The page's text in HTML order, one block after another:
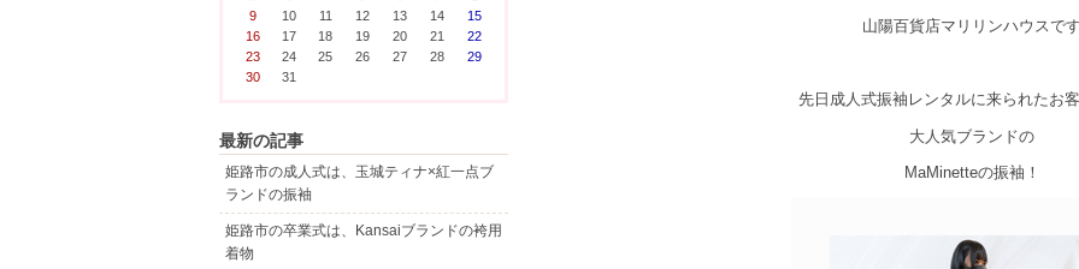
山陽百貨店マリリンハウスです
先日成人式振袖レンタルに来られたお
大人気ブランドの
MaMinetteの振袖！
9
10 11 12 13 14
15
16
17 18 19 20 21
22
23
24 25 26 27 28
29
30
31
最新の記事
姫路市の成人式は、玉城ティナ×紅一点ブ
ランドの振袖
姫路市の卒業式は、Kansaiブランドの袴用
着物